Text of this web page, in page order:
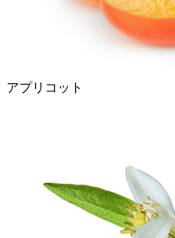
アプリコット